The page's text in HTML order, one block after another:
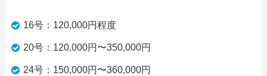
16号：120,000円程度
20号：120,000円〜350,000円
24号：150,000円〜360,000円